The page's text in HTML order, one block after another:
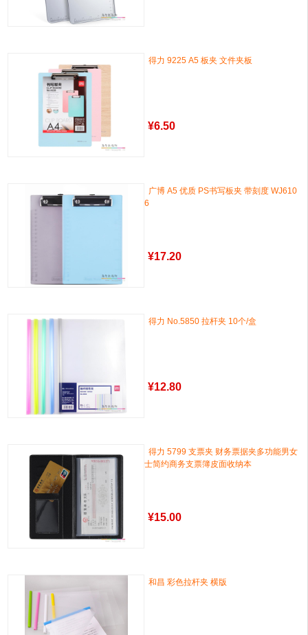
得力 9225 A5 板夹 文件夹板
¥6.50
广博 A5 优质 PS书写板夹 带刻度 WJ610
6
¥17.20
得力 No.5850 拉杆夹 10个/盒
¥12.80
得力 5799 支票夹 财务票据夹多功能男女
士简约商务支票簿皮面收纳本
¥15.00
和昌 彩色拉杆夹 横版